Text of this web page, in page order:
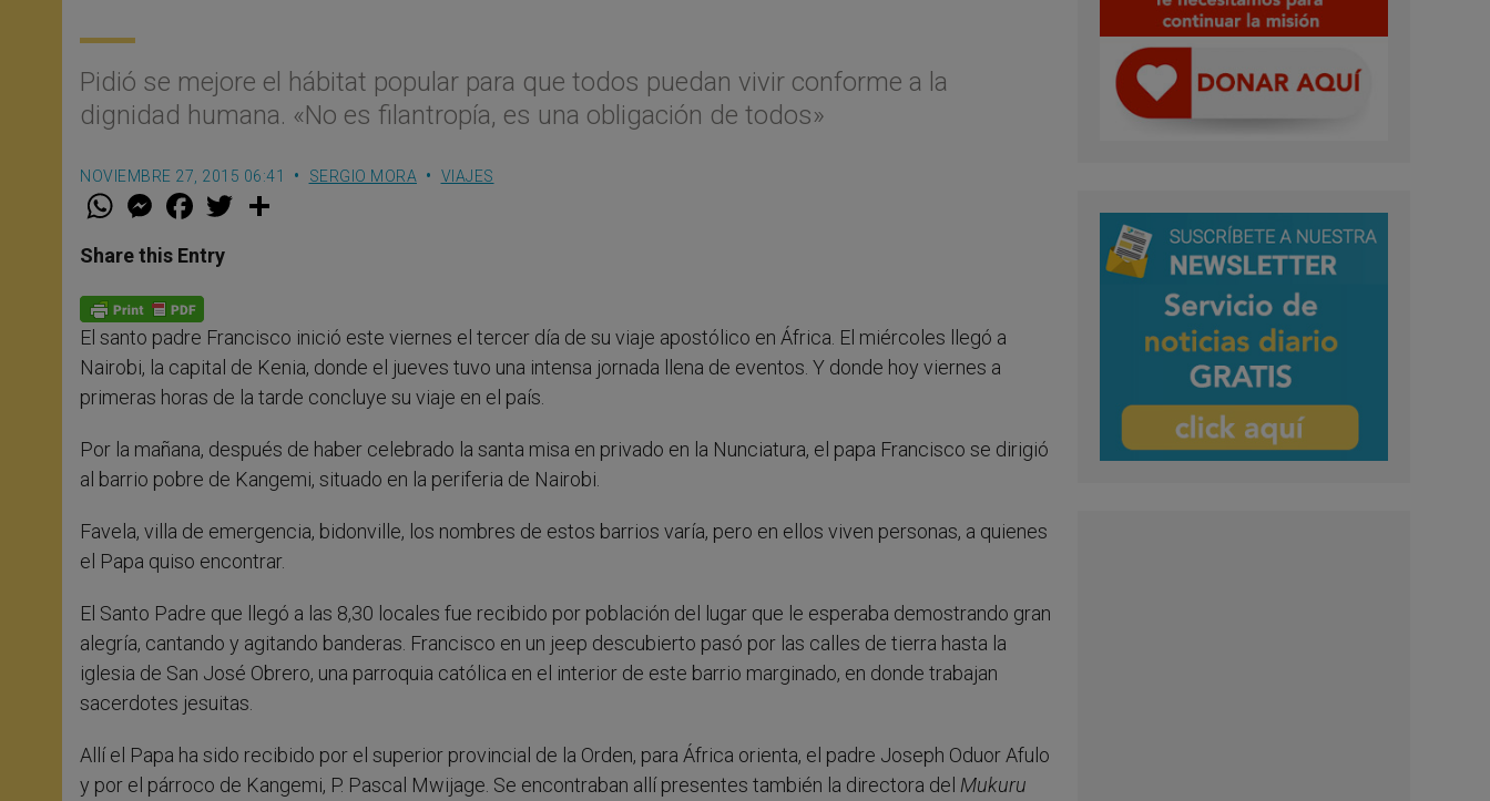
Pidió se mejore el hábitat popular para que todos puedan vivir conforme a la
dignidad humana. «No es filantropía, es una obligación de todos»
NOVIEMBRE 27, 2015 06:41 SERGIO MORA VIAJES
W
t
s
p
p
M
e
s
e
g
e
r
F
a
e
b
o
k
w
Share this Entry
El santo padre Francisco inició este viernes el tercer día de su viaje apostólico en África. El miércoles llegó a
Nairobi, la capital de Kenia, donde el jueves tuvo una intensa jornada llena de eventos. Y donde hoy viernes a
primeras horas de la tarde concluye su viaje en el país.
Por la mañana, después de haber celebrado la santa misa en privado en la Nunciatura, el papa Francisco se dirigió
al barrio pobre de Kangemi, situado en la periferia de Nairobi.
Favela, villa de emergencia, bidonville, los nombres de estos barrios varía, pero en ellos viven personas, a quienes
el Papa quiso encontrar.
El Santo Padre que llegó a las 8,30 locales fue recibido por población del lugar que le esperaba demostrando gran
alegría, cantando y agitando banderas. Francisco en un jeep descubierto pasó por las calles de tierra hasta la
iglesia de San José Obrero, una parroquia católica en el interior de este barrio marginado, en donde trabajan
sacerdotes jesuitas.
Allí el Papa ha sido recibido por el superior provincial de la Orden, para África orienta, el padre Joseph Oduor Afulo
y por el párroco de Kangemi, P. Pascal Mwijage. Se encontraban allí presentes también la directora del Mukuru